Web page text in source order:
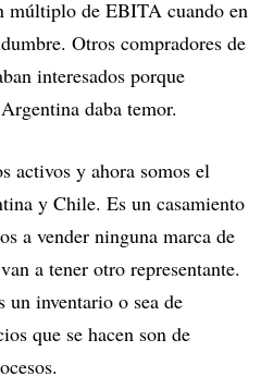
múltiplo de EBITA cuando en
Otros compradores de
interesados porque
daba temor.
activos y ahora somos el
y Chile. Es un casamiento
a vender ninguna marca de
a tener otro representante.
un inventario o sea de
que se hacen son de